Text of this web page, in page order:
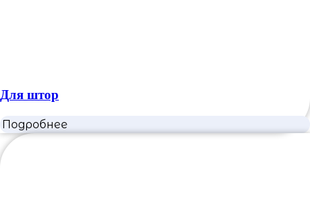
Для штор
Подробнее